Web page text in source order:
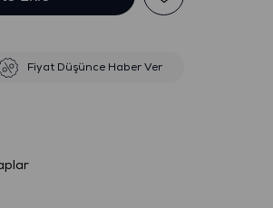
Fiyat Düşünce Haber Ver